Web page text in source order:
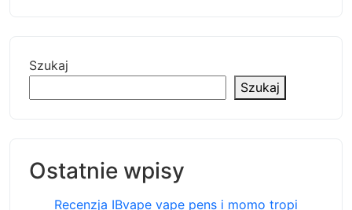
Szukaj
Szukaj
Ostatnie wpisy
Recenzja IBvape vape pens i momo tropi